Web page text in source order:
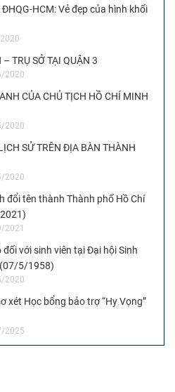
HCM: Vẻ đẹp của hình khối
TRỤ SỞ TẠI QUẬN 3
2020
CỦA CHỦ TỊCH HỒ CHÍ MINH
2020
SỬ TRÊN ĐỊA BÀN THÀNH
2020
đổi tên thành Thành phố Hồ Chí
2021
với sinh viên tại Đại hội Sinh
5/1958)
2020
xét Học bổng bảo trợ “Hy Vọng”
2025